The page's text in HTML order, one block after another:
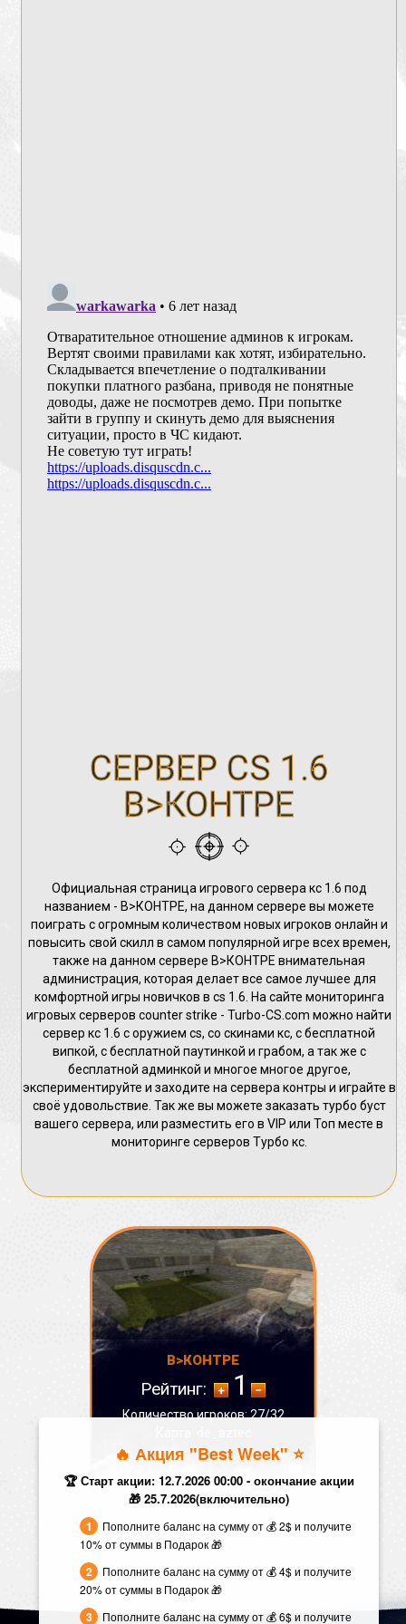
СЕРВЕР CS 1.6
В>КОНТРЕ
Официальная страница игрового сервера кс 1.6 под
названием - В>КОНТРЕ, на данном сервере вы можете
поиграть с огромным количеством новых игроков онлайн и
повысить свой скилл в самом популярной игре всех времен,
также на данном сервере В>КОНТРЕ внимательная
администрация, которая делает все самое лучшее для
комфортной игры новичков в cs 1.6. На сайте мониторинга
игровых серверов counter strike - Turbo-CS.com можно найти
сервер кс 1.6 с оружием cs, со скинами кс, с бесплатной
випкой, с бесплатной паутинкой и грабом, а так же с
бесплатной админкой и многое многое другое,
экспериментируйте и заходите на сервера контры и играйте в
своё удовольствие. Так же вы можете заказать турбо буст
вашего сервера, или разместить его в VIP или Топ месте в
мониторинге серверов Турбо кс.
В>КОНТРЕ
Рейтинг: 1
Количество игроков: 27/32
СТАТУС: ОНЛАЙН
🔥 Акция "Best Week" ⭐️
🏆 Старт акции: 12.7.2026 00:00 - окончание акции
🎁 25.7.2026(включительно)
Пополните баланс на сумму от 💰 2$ и получите
10% от суммы в Подарок 🎁
Пополните баланс на сумму от 💰 4$ и получите
20% от суммы в Подарок 🎁
Пополните баланс на сумму от 💰 6$ и получите